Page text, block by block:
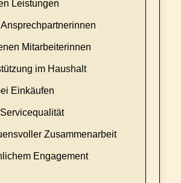
Leistungen
Mitarbeiterinnen
im Haushalt
Einkäufen
Zusammenarbeit
Engagement